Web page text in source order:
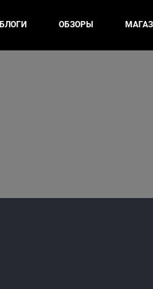
БЛОГИ ОБЗОРЫ